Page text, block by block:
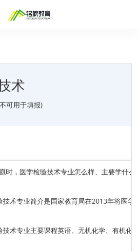
术
可用于填报)
时，医学检验技术专业怎么样、主要学什
技术专业简介是国家教育局在2013年将医
技术专业主要课程英语、无机化学、有机化